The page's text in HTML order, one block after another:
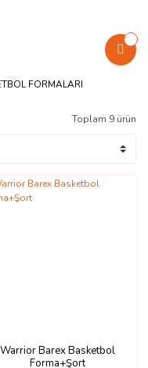
FORMALARI
Toplam 9 ürün
Warrior Barex Basketbol
Forma+Şort